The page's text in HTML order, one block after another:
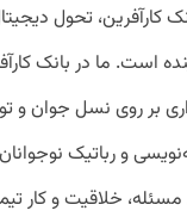
کارآفرین، تحول
است. ما در بانک
بر روی نسل جوان و
و رباتیک
خلاقیت و کار